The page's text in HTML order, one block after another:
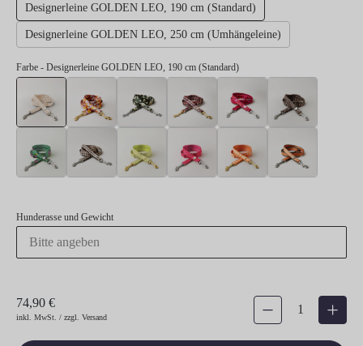
Designerleine GOLDEN LEO, 190 cm (Standard)
Designerleine GOLDEN LEO, 250 cm (Umhängeleine)
Farbe - Designerleine GOLDEN LEO, 190 cm (Standard)
Hunderasse und Gewicht
74,90 €
inkl. MwSt. / zzgl. Versand
Produkt Anzahl: Gib den